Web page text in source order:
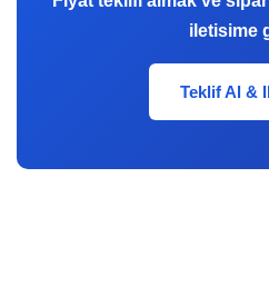
iletisime
Teklif Al &